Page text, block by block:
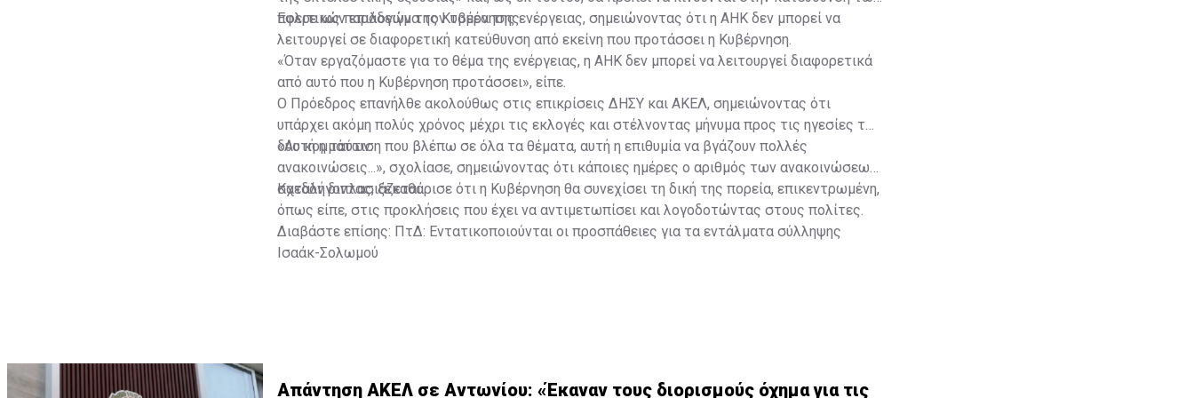
πολιτικών επιλογών της Κυβέρνησης.
Έφερε ως παράδειγμα τον τομέα της ενέργειας, σημειώνοντας ότι η ΑΗΚ δεν μπορεί να
λειτουργεί σε διαφορετική κατεύθυνση από εκείνη που προτάσσει η Κυβέρνηση.
«Όταν εργαζόμαστε για το θέμα της ενέργειας, η ΑΗΚ δεν μπορεί να λειτουργεί διαφορετικά
από αυτό που η Κυβέρνηση προτάσσει», είπε.
Ο Πρόεδρος επανήλθε ακολούθως στις επικρίσεις ΔΗΣΥ και ΑΚΕΛ, σημειώνοντας ότι
υπάρχει ακόμη πολύς χρόνος μέχρι τις εκλογές και στέλνοντας μήνυμα προς τις ηγεσίες των
δύο κομμάτων.
«Αυτή η ταύτιση που βλέπω σε όλα τα θέματα, αυτή η επιθυμία να βγάζουν πολλές
ανακοινώσεις...», σχολίασε, σημειώνοντας ότι κάποιες ημέρες ο αριθμός των ανακοινώσεων
σχεδόν διπλασιάζεται.
Καταλήγοντας, ξεκαθάρισε ότι η Κυβέρνηση θα συνεχίσει τη δική της πορεία, επικεντρωμένη,
όπως είπε, στις προκλήσεις που έχει να αντιμετωπίσει και λογοδοτώντας στους πολίτες.
Διαβάστε επίσης: ΠτΔ: Εντατικοποιούνται οι προσπάθειες για τα εντάλματα σύλληψης
Ισαάκ-Σολωμού
Απάντηση ΑΚΕΛ σε Αντωνίου: «Έκαναν τους διορισμούς όχημα για τις